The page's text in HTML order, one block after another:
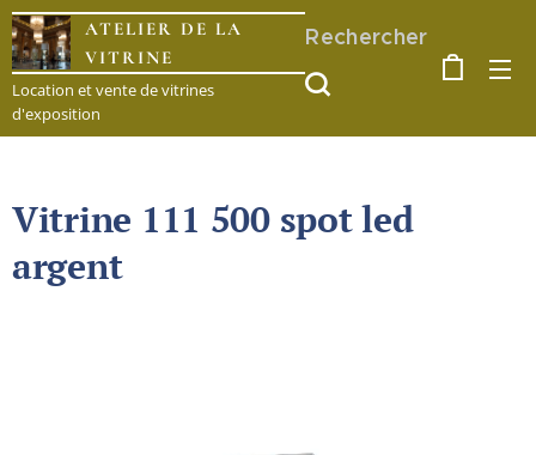
ATELIER DE LA
VITRINE
Location et vente de vitrines
d'exposition
Rechercher
Vitrine 111 500 spot led
argent